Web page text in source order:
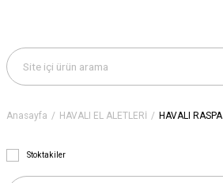
Anasayfa HAVALI EL ALETLERİ HAVALI RASPA
Stoktakiler